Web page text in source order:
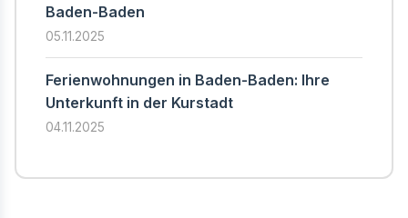
Baden-Baden
05.11.2025
Ferienwohnungen in Baden-Baden: Ihre
Unterkunft in der Kurstadt
04.11.2025